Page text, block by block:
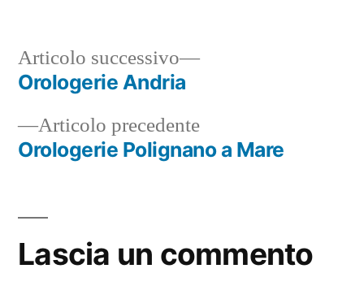
Navigazione
articoli
Articolo precedenteArticolo
precedente:
Orologerie Polignano a Mare
Articolo successivo
Articolo
Orologerie Andria
Lascia un commento